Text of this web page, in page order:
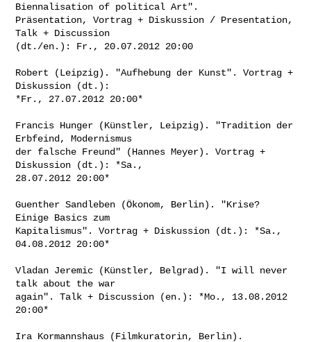
Biennalisation of political Art".
Präsentation, Vortrag + Diskussion / Presentation,
Talk + Discussion
(dt./en.): Fr., 20.07.2012 20:00
Robert (Leipzig). "Aufhebung der Kunst". Vortrag +
Diskussion (dt.):
*Fr., 27.07.2012 20:00*
Francis Hunger (Künstler, Leipzig). "Tradition der
Erbfeind, Modernismus
der falsche Freund" (Hannes Meyer). Vortrag +
Diskussion (dt.): *Sa.,
28.07.2012 20:00*
Guenther Sandleben (Ökonom, Berlin). "Krise?
Einige Basics zum
Kapitalismus". Vortrag + Diskussion (dt.): *Sa.,
04.08.2012 20:00*
Vladan Jeremic (Künstler, Belgrad). "I will never
talk about the war
again". Talk + Discussion (en.): *Mo., 13.08.2012
20:00*
Ira Kormannshaus (Filmkuratorin, Berlin).